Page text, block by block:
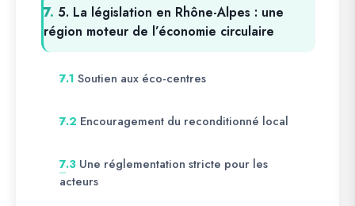
7. 5. La législation en Rhône-Alpes : une
région moteur de l’économie circulaire
7.1 Soutien aux éco-centres
7.2 Encouragement du reconditionné local
7.3 Une réglementation stricte pour les
acteurs